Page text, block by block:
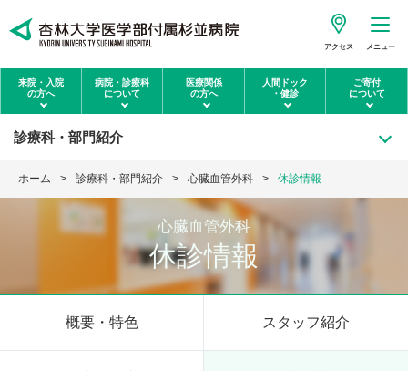
アクセス メニュー
来院・入院
の方へ
病院・診療科
について
医療関係
の方へ
人間ドック
・健診
ご寄付
について
診療科・部門紹介
ホーム 診療科・部門紹介 心臓血管外科 休診情報
心臓血管外科
休診情報
概要・特色 スタッフ紹介